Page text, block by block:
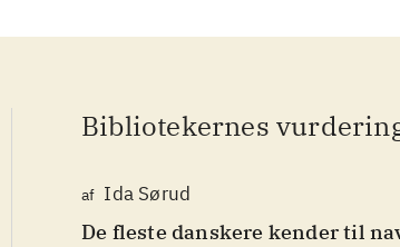
Bibliotekernes
af Ida Sørud
De fleste danskere kender til